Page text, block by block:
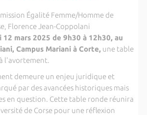
Égalité Femme/Homme de
Florence Jean-Coppolani
12 mars 2025 de 9h30 à 12h30, au
Campus Mariani à Corte, une table
l'avortement.
demeure un enjeu juridique et
par des avancées historiques mais
en question. Cette table ronde réunira
de Corse pour une réflexion